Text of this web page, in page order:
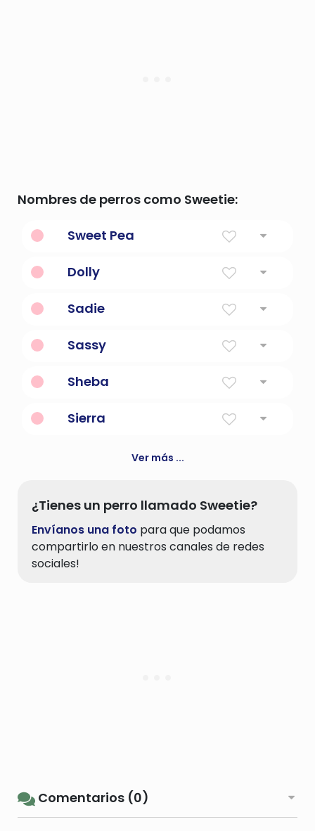
Nombres de perros como Sweetie:
Sweet Pea
Dolly
Sadie
Sassy
Sheba
Sierra
Ver más ...
¿Tienes un perro llamado Sweetie?
Envíanos una foto para que podamos
compartirlo en nuestros canales de redes
sociales!
Comentarios (0)